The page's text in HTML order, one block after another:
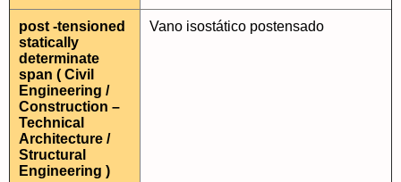
post -tensioned
statically
determinate
span ( Civil
Engineering /
Construction –
Technical
Architecture /
Structural
Engineering )
Vano isostático postensado